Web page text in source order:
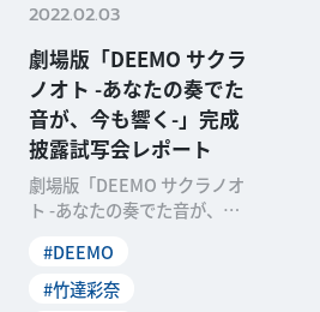
2022.02.03
劇場版「DEEMO サクラ
ノオト -あなたの奏でた
音が、今も響く-」完成
披露試写会レポート
劇場版「DEEMO サクラノオ
ト -あなたの奏でた音が、今
ート(C)Ra
#DEEMO
#竹達彩奈